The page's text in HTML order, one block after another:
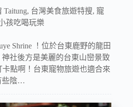
Taitung, 台灣美食旅遊特搜, 寵
孩吃喝玩樂
Shrine ！位於台東鹿野的龍田
社後方是美麗的台東山巒景致
點啊！台東寵物旅遊也適合來
些陰…